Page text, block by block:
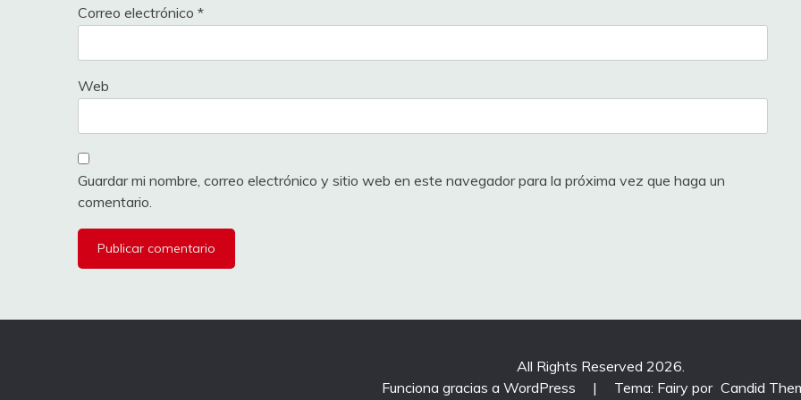
Correo electrónico *
Web
Guardar mi nombre, correo electrónico y sitio web en este navegador para la próxima vez que haga un
comentario.
All Rights Reserved 2026.
Funciona gracias a WordPress
| Tema: Fairy por Candid